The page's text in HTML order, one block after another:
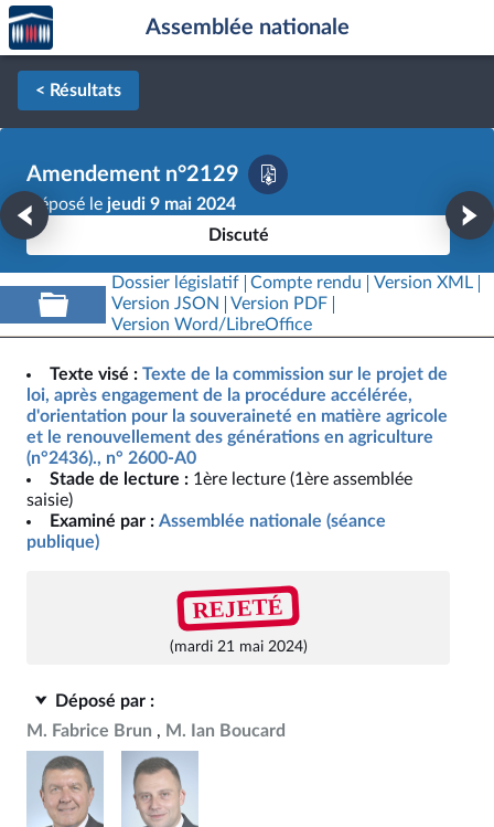
Aller au contenu
Aller en bas de la page
Accèder
à la
page
d'accueil
Assemblée nationale
< Résultats
Amendement n°2129
Déposé le jeudi 9 mai 2024
Discuté
Dossier législatif Compte rendu
Version XML
Version JSON
Version PDF
Version Word/LibreOffice
Texte visé : Texte de la commission sur le projet de
loi, après engagement de la procédure accélérée,
d'orientation pour la souveraineté en matière agricole
et le renouvellement des générations en agriculture
(n°2436)., n° 2600-A0
Stade de lecture : 1ère lecture (1ère assemblée
saisie)
Examiné par : Assemblée nationale (séance
publique)
REJETÉ
(mardi 21 mai 2024)
Déposé par :
M. Fabrice Brun
M. Ian Boucard